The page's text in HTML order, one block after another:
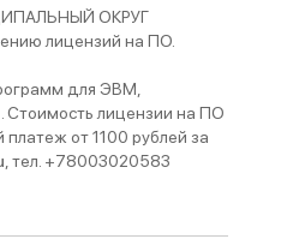
ОКРУГ
лицензий на ПО.
для ЭВМ,
. Стоимость лицензии на ПО
от 1100 рублей за
, тел. +78003020583